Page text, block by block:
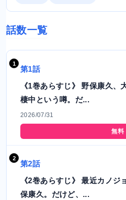
話数一覧
第1話
《1巻あらすじ》 野保康久、
棲中という噂。だ...
2026/07/31
無料
第2話
《2巻あらすじ》 最近カノジ
保康久。だけど、...